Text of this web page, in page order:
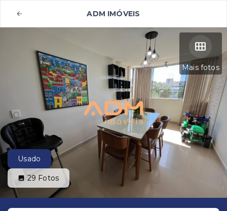
ADM IMÓVEIS
Mais fotos
Usado
29 Fotos